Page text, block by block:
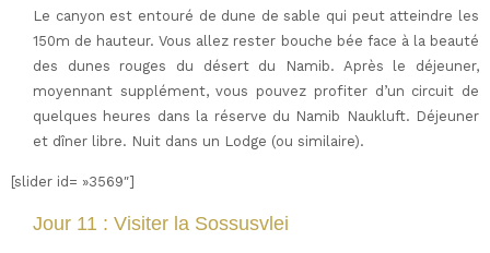
Le canyon est entouré de dune de sable qui peut atteindre les
150m de hauteur. Vous allez rester bouche bée face à la beauté
des dunes rouges du désert du Namib. Après le déjeuner,
moyennant supplément, vous pouvez profiter d’un circuit de
quelques heures dans la réserve du Namib Naukluft. Déjeuner
et dîner libre. Nuit dans un Lodge (ou similaire).
[slider id= »3569″]
Jour 11 : Visiter la Sossusvlei